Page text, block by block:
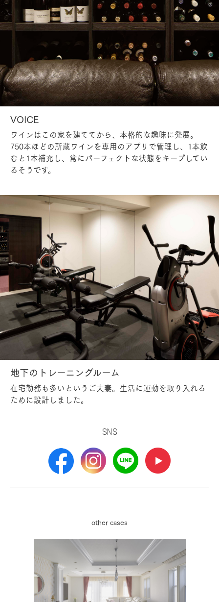
VOICE
ワインはこの家を建ててから、本格的な趣味に発展。
750本ほどの所蔵ワインを専用のアプリで管理し、1本飲
むと1本補充し、常にパーフェクトな状態をキープしてい
るそうです。
地下のトレーニングルーム
在宅勤務も多いというご夫妻。生活に運動を取り入れる
ために設計しました。
SNS
other cases